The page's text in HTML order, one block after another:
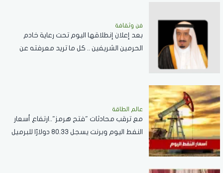
فن وثقافة
بعد إعلان إنطلاقها اليوم تحت رعاية خادم
الحرمين الشريفين .. كل ما تريد معرفته عن
عالم الطاقة
مع ترقب محادثات "فتح هرمز"..ارتفاع أسعار
النفط اليوم وبرنت يسجل 80.33 دولارًا للبرميل